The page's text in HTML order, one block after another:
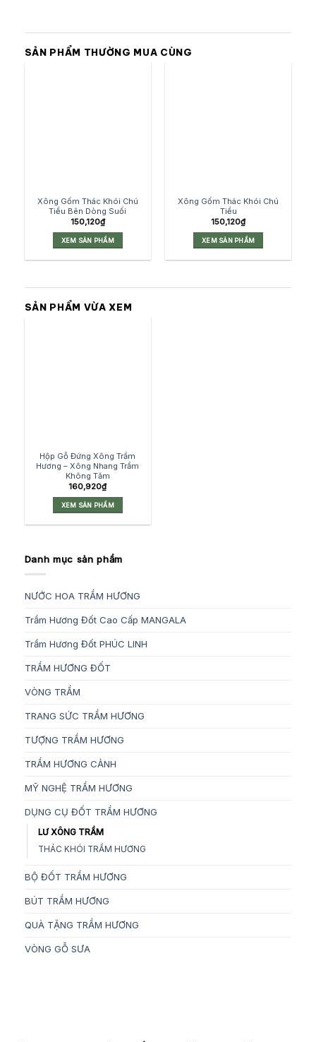
SẢN PHẨM THƯỜNG MUA CÙNG
Xông Gốm Thác Khói Chú
Tiểu Bên Dòng Suối
150,120₫
XEM SẢN PHẨM
Xông Gốm Thác Khói Chú
Tiểu
150,120₫
XEM SẢN PHẨM
SẢN PHẨM VỪA XEM
Hộp Gỗ Đứng Xông Trầm
Hương – Xông Nhang Trầm
Không Tăm
160,920₫
XEM SẢN PHẨM
Danh mục sản phẩm
NƯỚC HOA TRẦM HƯƠNG
Trầm Hương Đốt Cao Cấp MANGALA
Trầm Hương Đốt PHÚC LINH
TRẦM HƯƠNG ĐỐT
VÒNG TRẦM
TRANG SỨC TRẦM HƯƠNG
TƯỢNG TRẦM HƯƠNG
TRẦM HƯƠNG CẢNH
MỸ NGHỆ TRẦM HƯƠNG
DỤNG CỤ ĐỐT TRẦM HƯƠNG
LƯ XÔNG TRẦM
THÁC KHÓI TRẦM HƯƠNG
BỘ ĐỐT TRẦM HƯƠNG
BÚT TRẦM HƯƠNG
QUÀ TẶNG TRẦM HƯƠNG
VÒNG GỖ SƯA